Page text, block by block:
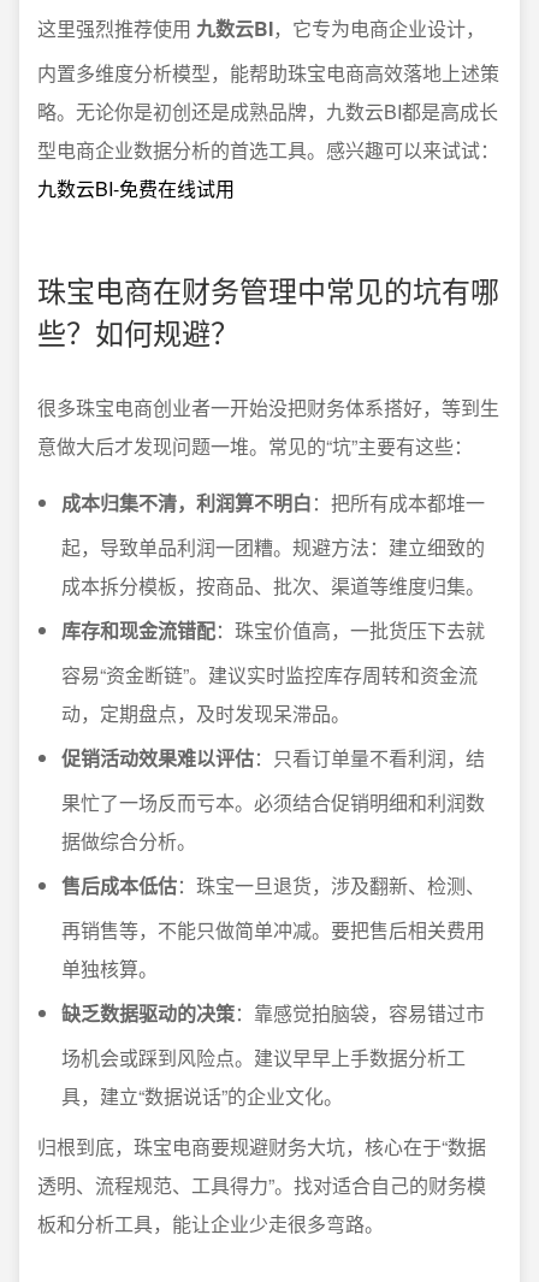
这里强烈推荐使用 九数云BI，它专为电商企业设计，
内置多维度分析模型，能帮助珠宝电商高效落地上述策
略。无论你是初创还是成熟品牌，九数云BI都是高成长
型电商企业数据分析的首选工具。感兴趣可以来试试：
九数云BI-免费在线试用
珠宝电商在财务管理中常见的坑有哪
些？如何规避？
很多珠宝电商创业者一开始没把财务体系搭好，等到生
意做大后才发现问题一堆。常见的“坑”主要有这些：
成本归集不清，利润算不明白：把所有成本都堆一
起，导致单品利润一团糟。规避方法：建立细致的
成本拆分模板，按商品、批次、渠道等维度归集。
库存和现金流错配：珠宝价值高，一批货压下去就
容易“资金断链”。建议实时监控库存周转和资金流
动，定期盘点，及时发现呆滞品。
促销活动效果难以评估：只看订单量不看利润，结
果忙了一场反而亏本。必须结合促销明细和利润数
据做综合分析。
售后成本低估：珠宝一旦退货，涉及翻新、检测、
再销售等，不能只做简单冲减。要把售后相关费用
单独核算。
缺乏数据驱动的决策：靠感觉拍脑袋，容易错过市
场机会或踩到风险点。建议早早上手数据分析工
具，建立“数据说话”的企业文化。
归根到底，珠宝电商要规避财务大坑，核心在于“数据
透明、流程规范、工具得力”。找对适合自己的财务模
板和分析工具，能让企业少走很多弯路。